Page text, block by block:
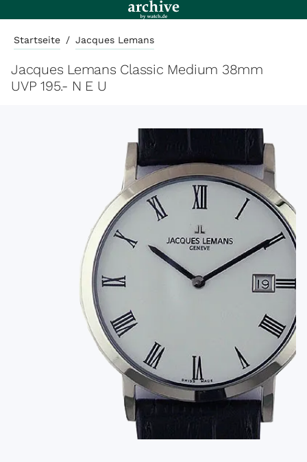
Startseite / Jacques Lemans
Jacques Lemans Classic Medium 38mm
UVP 195.- N E U